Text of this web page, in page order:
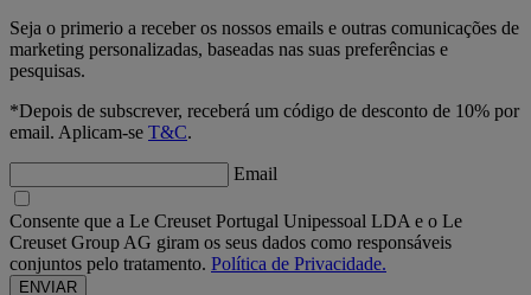
Seja o primerio a receber os nossos emails e outras comunicações de
marketing personalizadas, baseadas nas suas preferências e
pesquisas.
*Depois de subscrever, receberá um código de desconto de 10% por
email. Aplicam-se T&C.
Email
Consente que a Le Creuset Portugal Unipessoal LDA e o Le
Creuset Group AG giram os seus dados como responsáveis
conjuntos pelo tratamento. Política de Privacidade.